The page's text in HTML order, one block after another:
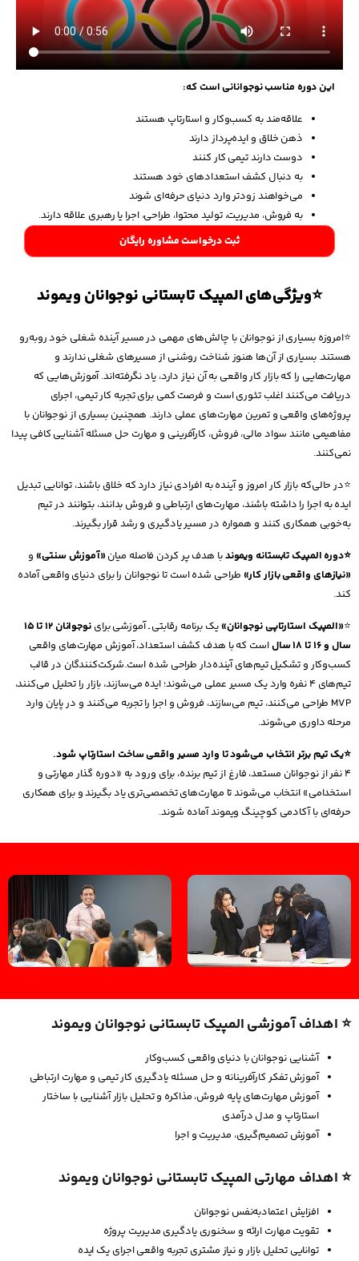
این دوره مناسب نوجوانانی است که:
علاقه‌مند به کسب‌وکار و استارتاپ هستند
ذهن خلاق و ایده‌پرداز دارند
دوست دارند تیمی کار کنند
به دنبال کشف استعدادهای خود هستند
می‌خواهند زودتر وارد دنیای حرفه‌ای شوند
به فروش، مدیریت، تولید محتوا، طراحی، اجرا یا رهبری علاقه دارند.
ثبت درخواست مشاوره رایگان
⭐ویژگی‌های المپیک تابستانی نوجوانان ویموند
⭐امروزه بسیاری از نوجوانان با چالش‌های مهمی در مسیر آینده شغلی خود روبه‌رو
هستند. بسیاری از آن‌ها هنوز شناخت روشنی از مسیرهای شغلی ندارند و
مهارت‌هایی را که بازار کار واقعی به آن نیاز دارد، یاد نگرفته‌اند. آموزش‌هایی که
دریافت می‌کنند اغلب تئوری است و فرصت کمی برای تجربه کار تیمی، اجرای
پروژه‌های واقعی و تمرین مهارت‌های عملی دارند. همچنین بسیاری از نوجوانان با
مفاهیمی مانند سواد مالی، فروش، کارآفرینی و مهارت حل مسئله آشنایی کافی پیدا
نمی‌کنند.
⭐در حالی‌که بازار کار امروز و آینده به افرادی نیاز دارد که خلاق باشند، توانایی تبدیل
ایده به اجرا را داشته باشند، مهارت‌های ارتباطی و فروش بدانند، بتوانند در تیم
به‌خوبی همکاری کنند و همواره در مسیر یادگیری و رشد قرار بگیرند.
⭐دوره المپیک تابستانه ویموندبا هدف پر کردن فاصله میان «آموزش سنتی» و
«نیازهای واقعی بازار کار» طراحی شده است تا نوجوانان را برای دنیای واقعی آماده
کند.
⭐«المپیک استارتاپی نوجوانان»یک برنامه رقابتی ـ آموزشی برای
نوجوانان ۱۲ تا ۱۵
سال و ۱۶ تا ۱۸
سالاست که با هدف کشف استعداد، آموزش مهارت‌های واقعی
کسب‌وکار و تشکیل تیم‌های آینده‌دار طراحی شده است.شرکت‌کنندگان در قالب
تیم‌های ۴ نفره وارد یک مسیر عملی می‌شوند؛ ایده می‌سازند، بازار را تحلیل می‌کنند،
MVP طراحی می‌کنند، تیم می‌سازند، فروش و اجرا را تجربه می‌کنند و در پایان وارد
مرحله داوری می‌شوند.
⭐یک تیم برتر انتخاب می‌شود تا وارد مسیر واقعی ساخت استارتاپ شود.
۴ نفر از نوجوانان مستعد، فارغ از تیم برنده، برای ورود به «دوره گذار مهارتی و
استخدامی» انتخاب می‌شوند تا مهارت‌های تخصصی‌تری یاد بگیرند و برای همکاری
حرفه‌ای با آکادمی کوچینگ ویموند آماده شوند.
⭐ اهداف آموزشی المپیک تابستانی نوجوانان ویموند
آشنایی نوجوانان با دنیای واقعی کسب‌وکار
آموزش تفکر کارآفرینانه و حل مسئله یادگیری کار تیمی و مهارت ارتباطی
آموزش مهارت‌های پایه فروش، مذاکره و تحلیل بازار آشنایی با ساختار
استارتاپ و مدل درآمدی
آموزش تصمیم‌گیری، مدیریت و اجرا
⭐ اهداف مهارتی المپیک تابستانی نوجوانان ویموند
افزایش اعتمادبه‌نفس نوجوانان
تقویت مهارت ارائه و سخنوری یادگیری مدیریت پروژه
توانایی تحلیل بازار و نیاز مشتری تجربه واقعی اجرای یک ایده